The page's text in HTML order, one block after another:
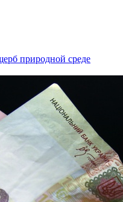
природной среде